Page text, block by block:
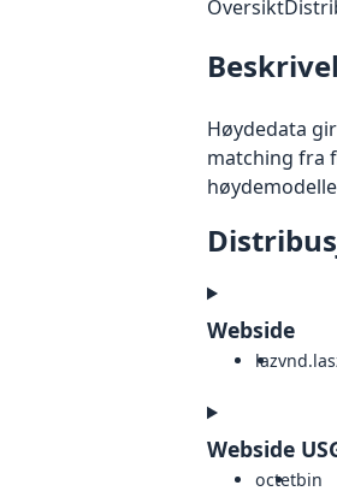
Oversikt
Høydedata
matching fra
Webside
laz
Webside
octetbin